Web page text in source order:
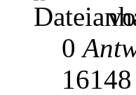
0
16148